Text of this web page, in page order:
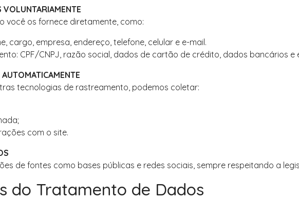
VOLUNTARIAMENTE
você os fornece diretamente, como:
cargo, empresa, endereço, telefone, celular e e-mail.
CPF/CNPJ, razão social, dados de cartão de crédito, dados bancários
tecnologias de rastreamento, podemos coletar:
com o site.
de fontes como bases públicas e redes sociais, sempre respeitando a
do Tratamento de Dados